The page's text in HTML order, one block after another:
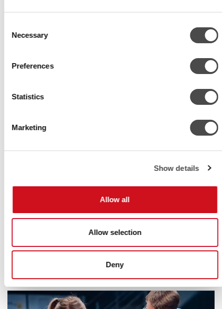
Selection
Necessary
Preferences
Statistics
Marketing
Show details
Allow all
Allow selection
Deny
är genomtänkta in i minsta detalj.
projektets krav och fastighetens behov.Kontakta oss>